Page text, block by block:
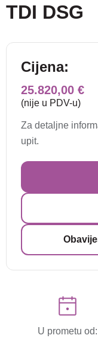
TDI DSG
Cijena:
25.820,00 €
(nije u PDV-u)
Za detaljne
upit.
U prometu od: